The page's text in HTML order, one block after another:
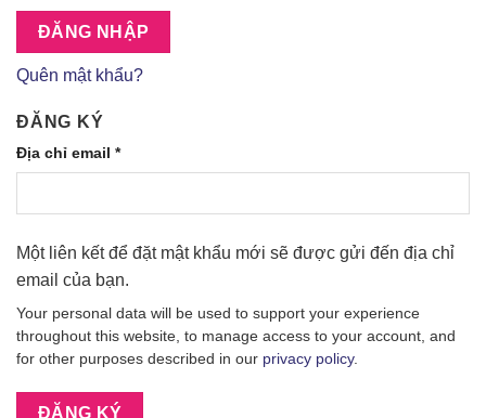
ĐĂNG NHẬP
Quên mật khẩu?
ĐĂNG KÝ
Địa chỉ email *
Một liên kết để đặt mật khẩu mới sẽ được gửi đến địa chỉ
email của bạn.
Your personal data will be used to support your experience
throughout this website, to manage access to your account, and
for other purposes described in our privacy policy.
ĐĂNG KÝ